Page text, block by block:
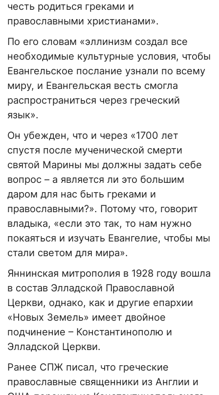
честь родиться греками и
православными христианами».
По его словам «эллинизм создал все
необходимые культурные условия, чтобы
Евангельское послание узнали по всему
миру, и Евангельская весть смогла
распространиться через греческий
язык».
Он убежден, что и через «1700 лет
спустя после мученической смерти
святой Марины мы должны задать себе
вопрос – а является ли это большим
даром для нас быть греками и
православными?». Потому что, говорит
владыка, «если это так, то нам нужно
покаяться и изучать Евангелие, чтобы мы
стали светом для мира».
Яннинская митрополия в 1928 году вошла
в состав Элладской Православной
Церкви, однако, как и другие епархии
«Новых Земель» имеет двойное
подчинение – Константинополю и
Элладской Церкви.
Ранее СПЖ писал, что греческие
православные священники из Англии и